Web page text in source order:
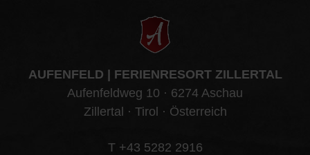
AUFENFELD | FERIENRESORT ZILLERTAL
Aufenfeldweg 10 · 6274 Aschau
Zillertal · Tirol · Österreich
T +43 5282 2916